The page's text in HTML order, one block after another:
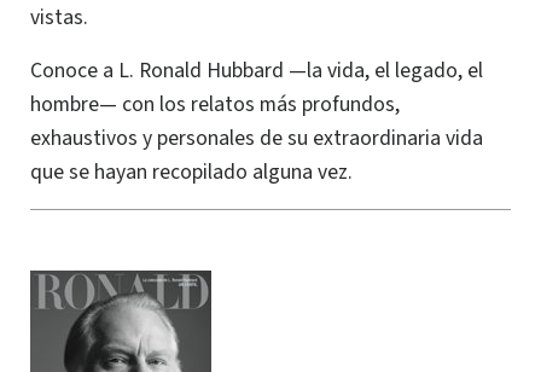
vistas.
Conoce a L. Ronald Hubbard —la vida, el legado, el
hombre— con los relatos más profundos,
exhaustivos y personales de su extraordinaria vida
que se hayan recopilado alguna vez.